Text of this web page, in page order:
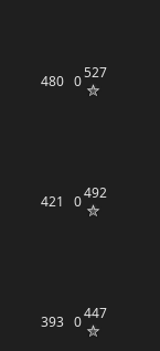
480 0527
421 0492
393 0447